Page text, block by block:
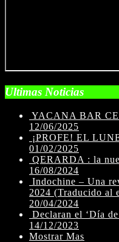
Ultimas Noticias
YACANA BAR
12/06/2025
¡PROFE! EL
01/02/2025
QERARDA : la
16/08/2024
Indochine – Una
2024 (Traducido al
20/04/2024
Declaran el ‘Día
14/12/2023
Mostrar Mas